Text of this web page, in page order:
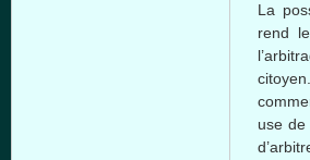
La
rend
citoyen
use